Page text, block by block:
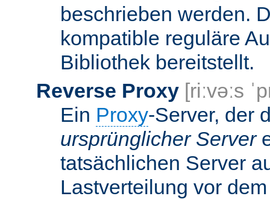
beschrieben werden.
kompatible reguläre
Bibliothek bereitstellt.
Reverse Proxy [riːvəːs
Ein Proxy-Server, der
ursprünglicher Server
tatsächlichen Server
Lastverteilung vor